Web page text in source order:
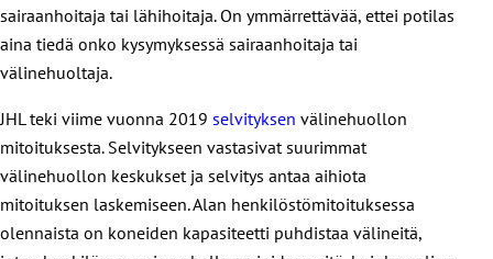
sairaanhoitaja tai lähihoitaja. On ymmärrettävää, ettei potilas
aina tiedä onko kysymyksessä sairaanhoitaja tai
välinehuoltaja.
JHL teki viime vuonna 2019 selvityksen välinehuollon
mitoituksesta. Selvitykseen vastasivat suurimmat
välinehuollon keskukset ja selvitys antaa aihiota
mitoituksen laskemiseen. Alan henkilöstömitoituksessa
olennaista on koneiden kapasiteetti puhdistaa välineitä,